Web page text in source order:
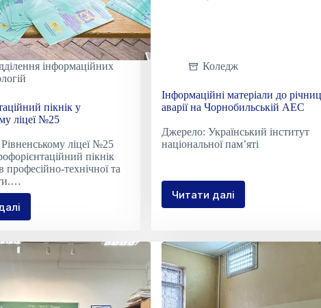
інформаційних
пікнік у
ліцеї №25
Рівненському ліцеї №25
пікнік
професійно-технічної та
Коледж
Інформаційні матеріали до
аварії на Чорнобильській АЕС
Джерело: Український інститут
національної пам’яті
Читати даліІнформаційні
річниці
аварії
на
Чорнобильській
АЕС